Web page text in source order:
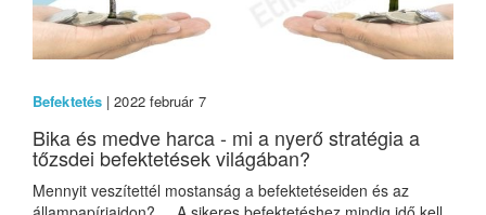
Befektetés | 2022 február 7
Bika és medve harca - mi a nyerő stratégia a
tőzsdei befektetések világában?
Mennyit veszítettél mostanság a befektetéseiden és az